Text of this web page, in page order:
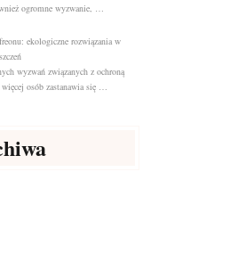
ogromne wyzwanie, …
ekologiczne rozwiązania w
wyzwań związanych z ochroną
osób zastanawia się …